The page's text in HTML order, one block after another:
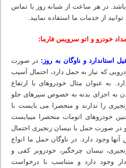
در هر ساعت از شبانه روز با تماس
خودرو و اتو سرویس فارما:
استاندارد و ناوگان به روز: در صورت
که نیاز به حمل دارد، احتمال آسیب
به عنوان مثال خودروهای با ارتفاع
به اجزای بدنه به خصوص سپرهای جلو
را ندارند و منحصرا می بایست با
خودروهای اتومات منحصرا می‏بایست
صورت حمل با نیسان زنجیری احتمال
وجود دارد. در ناوگان حمل ما انواع
نیسان چرخگیر، خودروبر کفی و
وجود دارد و متناسب با درخواست